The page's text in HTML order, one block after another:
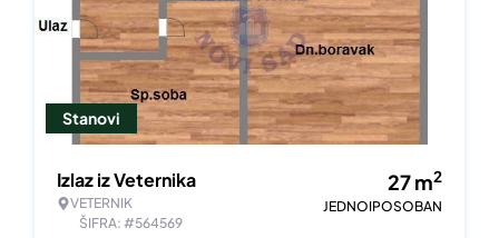
Stanovi
Izlaz iz Veternika
VETERNIK
ŠIFRA: #564569
27m2
JEDNOIPOSOBAN